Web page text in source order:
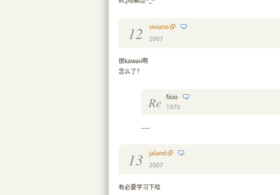
12
viviano
2007
很kawaii啊
怎么了？
Re fisio
1970
……
13
jaland
2007
有必要学习下哈